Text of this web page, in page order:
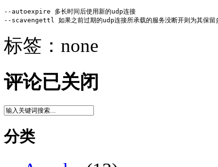
--autoexpire 多长时间后使用新的udp连接
--scavengettl 如果之前过期的udp连接所承载的服务没断开则为其保留
标签：none
评论已关闭
分类